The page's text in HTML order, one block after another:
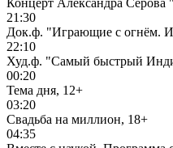
Концерт Александра
21:30
Док.ф. "Играющие с огнём.
22:10
Худ.ф. "Самый быстрый
00:20
Тема дня, 12+
03:20
Свадьба на миллион, 18+
04:35